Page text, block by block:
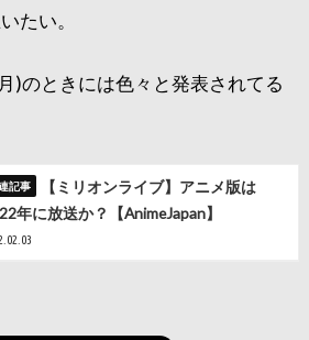
たい。
)のときには色々と発表されてる
【ミリオンライブ】アニメ版は
年に放送か？【AnimeJapan】